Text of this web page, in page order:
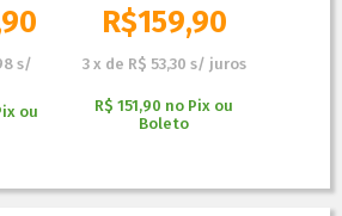
s/
ou
R$159,90
3 x de R$ 53,30 s/ juros
R$ 151,90 no Pix ou
Boleto